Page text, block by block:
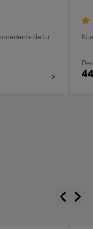
de tu